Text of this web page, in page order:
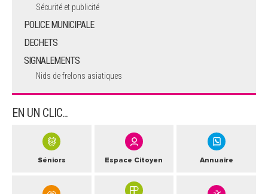
Sécurité et publicité
POLICE MUNICIPALE
DECHETS
SIGNALEMENTS
Nids de frelons asiatiques
EN UN CLIC...
Séniors Espace Citoyen Annuaire